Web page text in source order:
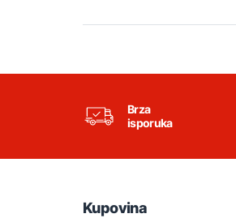
Brza
isporuka
Kupovina